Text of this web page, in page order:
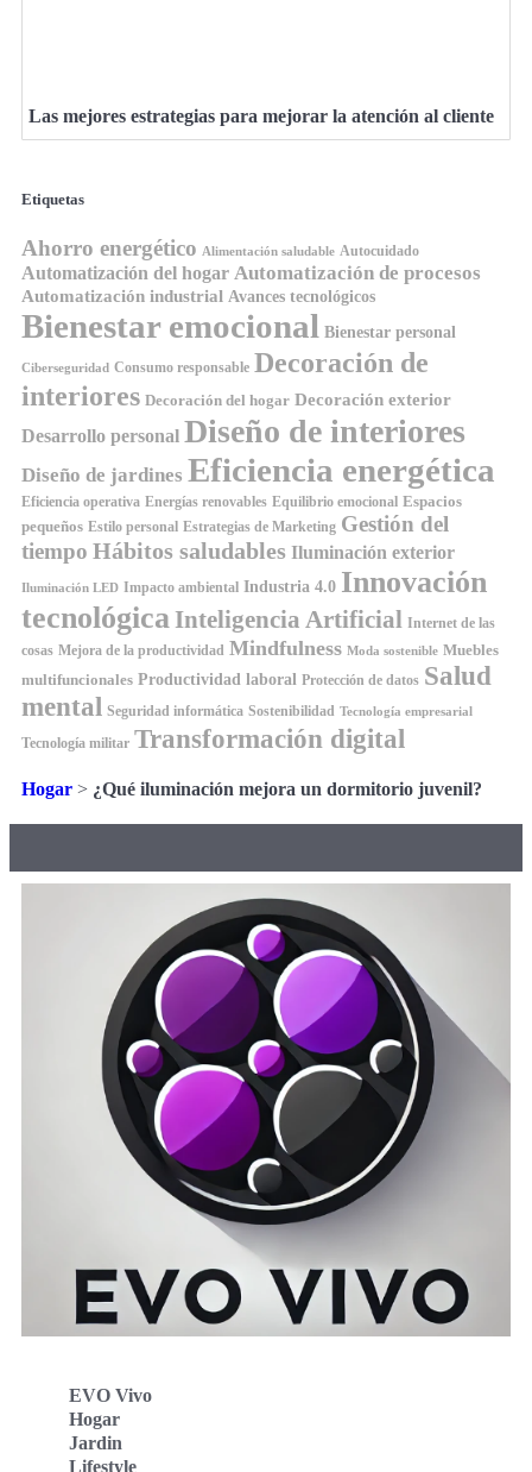
Las mejores estrategias para mejorar la atención al cliente
Etiquetas
Ahorro energético Alimentación saludable Autocuidado
Automatización del hogar Automatización de procesos
Automatización industrial Avances tecnológicos
Bienestar emocional Bienestar personal
Ciberseguridad Consumo responsable Decoración de
interiores Decoración del hogar Decoración exterior
Desarrollo personal Diseño de interiores
Diseño de jardines Eficiencia energética
Eficiencia operativa Energías renovables Equilibrio emocional Espacios
pequeños Estilo personal Estrategias de Marketing Gestión del
tiempo Hábitos saludables Iluminación exterior
Iluminación LED Impacto ambiental Industria 4.0 Innovación
tecnológica Inteligencia Artificial Internet de las
cosas Mejora de la productividad Mindfulness Moda sostenible Muebles
multifuncionales Productividad laboral Protección de datos Salud
mental Seguridad informática Sostenibilidad Tecnología empresarial
Tecnología militar Transformación digital
Hogar > ¿Qué iluminación mejora un dormitorio juvenil?
EVO Vivo
Hogar
Jardin
Lifestyle